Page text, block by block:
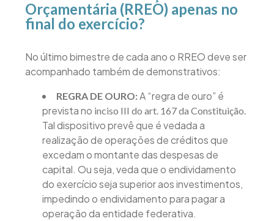
Orçamentária (RREO) apenas no
final do exercício?
No último bimestre de cada ano o RREO deve ser
acompanhado também de demonstrativos:
REGRA DE OURO:A “regra de ouro” é
prevista no inciso III do art. 167 da Constituição.
Tal dispositivo prevê que é vedada a
realização de operações de créditos que
excedam o montante das despesas de
capital. Ou seja, veda que o endividamento
do exercício seja superior aos investimentos,
impedindo o endividamento para pagar a
operação da entidade federativa.